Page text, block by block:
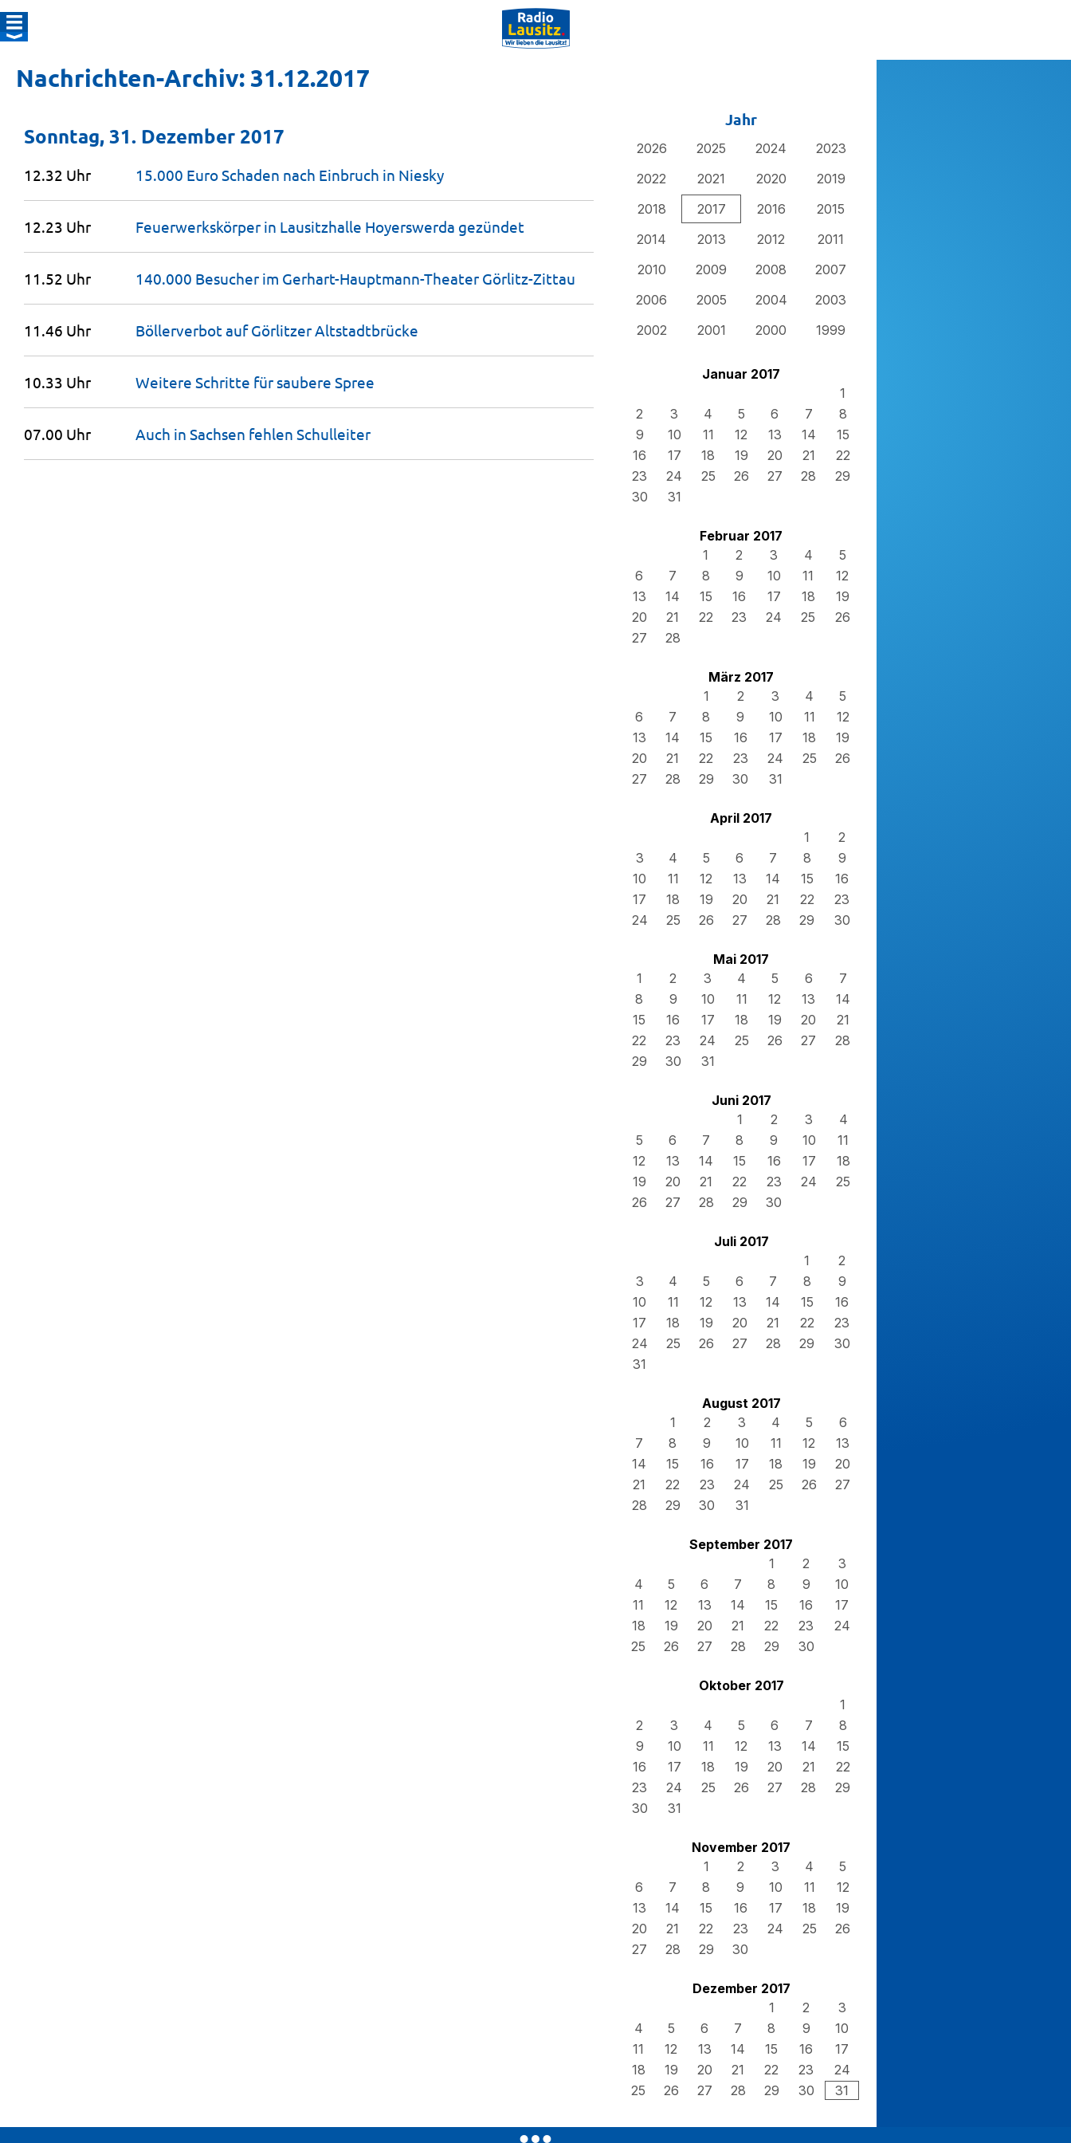
Nachrichten-Archiv: 31.12.2017
Jahr
2026 2025 2024
2023
2022
2021 2020
2019
2018
2017 2016
2015
2014
2013 2012
2011
2010
2009 2008
2007
2006
2005 2004
2003
2002
2001 2000 1999
Januar 2017
1
2
3 4 5 6 7
8
9
10 11 12 13 14
15
16
17 18 19 20 21
22
23
24 25 26 27 28
29
30
31
Februar 2017
1
2 3 4
5
6
7 8 9 10 11
12
13
14 15 16 17 18
19
20
21 22 23 24 25
26
27
28
März 2017
1
2 3 4
5
6
7 8 9 10 11
12
13
14 15 16 17 18
19
20
21 22 23 24 25
26
27
28 29 30 31
April 2017
1
2
3
4 5 6 7 8
9
10
11 12 13 14 15
16
17
18 19 20 21 22
23
24
25 26 27 28 29 30
Mai 2017
1
2 3 4 5 6
7
8
9 10 11 12 13
14
15
16 17 18 19 20
21
22
23 24 25 26 27
28
29
30 31
Juni 2017
1
2 3
4
5
6 7 8 9 10
11
12
13 14 15 16 17
18
19
20 21 22 23 24
25
26
27 28 29 30
Juli 2017
1
2
3
4 5 6 7 8
9
10
11 12 13 14 15
16
17
18 19 20 21 22
23
24
25 26 27 28 29
30
31
August 2017
1
2 3 4 5
6
7
8 9 10 11 12
13
14
15 16 17 18 19
20
21
22 23 24 25 26
27
28
29 30 31
September 2017
1
2
3
4
5 6 7 8 9
10
11
12 13 14 15 16
17
18
19 20 21 22 23
24
25
26 27 28 29 30
Oktober 2017
1
2
3 4 5 6 7
8
9
10 11 12 13 14
15
16
17 18 19 20 21
22
23
24 25 26 27 28
29
30
31
November 2017
1
2 3 4
5
6
7 8 9 10 11
12
13
14 15 16 17 18
19
20
21 22 23 24 25
26
27
28 29 30
Dezember 2017
1
2
3
4
5 6 7 8 9
10
11
12 13 14 15 16
17
18
19 20 21 22 23
24
25
26 27 28 29 30 31
Sonntag, 31. Dezember 2017
12.32 Uhr 15.000 Euro Schaden nach Einbruch in Niesky
12.23 Uhr Feuerwerkskörper in Lausitzhalle Hoyerswerda gezündet
11.52 Uhr 140.000 Besucher im Gerhart-Hauptmann-Theater Görlitz-Zittau
11.46 Uhr Böllerverbot auf GörlitzerAltstadtbrücke
10.33 Uhr Weitere Schritte für saubere Spree
07.00 Uhr Auch in Sachsen fehlen Schulleiter